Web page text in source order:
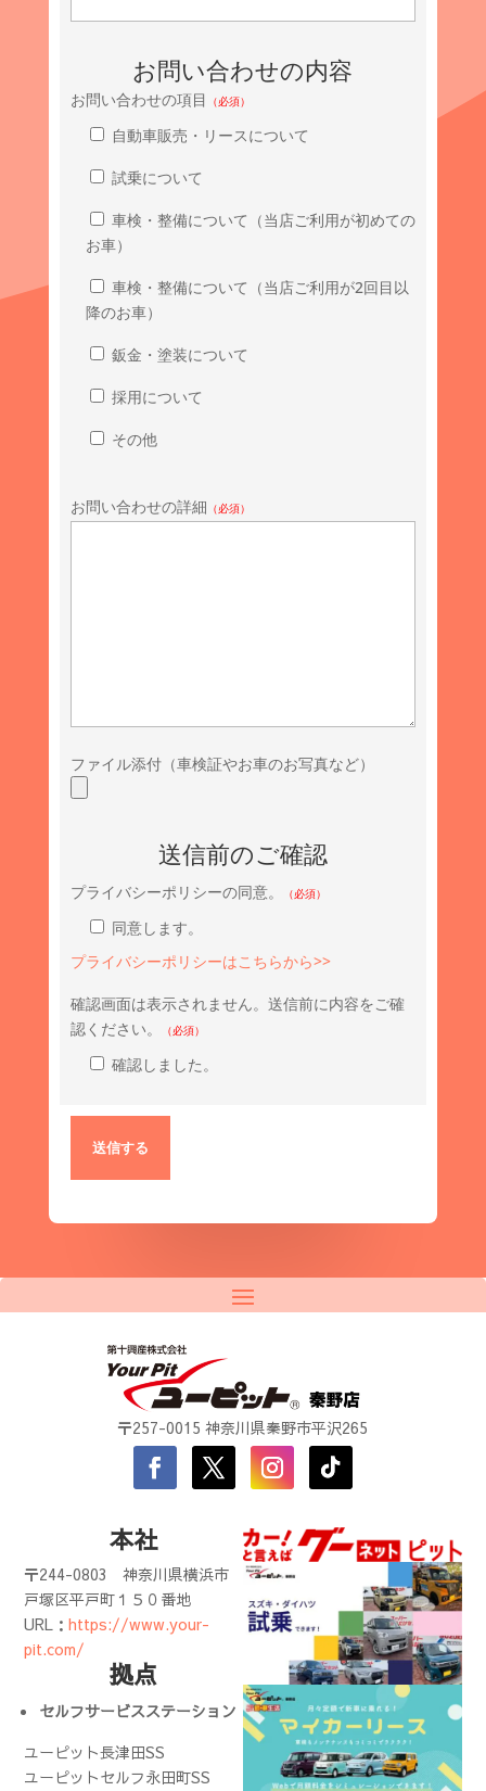
お問い合わせの内容
お問い合わせの項目 （必須）
自動車販売・リースについて
試乗について
車検・整備について（当店ご利用が初めての
お車）
車検・整備について（当店ご利用が2回目以
降のお車）
鈑金・塗装について
採用について
その他
お問い合わせの詳細 （必須）
ファイル添付（車検証やお車のお写真など）
送信前のご確認
プライバシーポリシーの同意。 （必須）
同意します。
プライバシーポリシーはこちらから>>
確認画面は表示されません。送信前に内容をご確
認ください。
（必須）
確認しました。
〒257-0015 神奈川県秦野市平沢265
本社
〒244-0803神奈川県横浜市
戸塚区平戸町１５０番地
URL：https://www.your-
pit.com/
拠点
セルフサービスステーション
ユーピット長津田SS
ユーピットセルフ永田町SS